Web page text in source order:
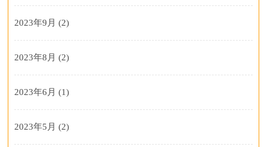
2023年9月 (2)
2023年8月 (2)
2023年6月 (1)
2023年5月 (2)